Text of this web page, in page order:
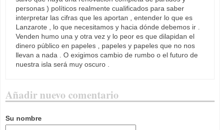
personas ) políticos realmente cualificados para saber
interpretar las cifras que les aportan , entender lo que es
Lanzarote , lo que necesitamos y hacia dónde debemos ir .
Venden humo una y otra vez y lo peor es que dilapidan el
dinero público en papeles , papeles y papeles que no nos
llevan a nada . O exigimos cambio de rumbo o el futuro de
nuestra isla será muy oscuro .
Añadir nuevo comentario
Su nombre